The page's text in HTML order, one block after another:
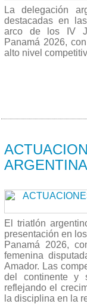
La delegación
destacadas en
arco de los IV
Panamá 2026,
alto nivel
El triatlón
presentación en
Panamá 2026,
femenina
Amador. Las
del continente y
reflejando el
la disciplina en la